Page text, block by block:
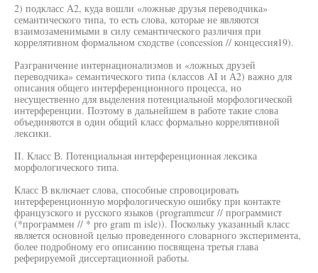
2) подкласс А2, куда вошли «ложные друзья переводчика»
семантического типа, то есть слова, которые не являются
взаимозаменимыми в силу семантического различия при
коррелятивном формальном сходстве (concession // концессия19).
Разграничение интернационализмов и «ложных друзей
переводчика» семантического типа (классов AI и А2) важно для
описания общего интерференционного процесса, но
несущественно для выделения потенциальной морфологической
интерференции. Поэтому в дальнейшем в работе такие слова
объединяются в один общий класс формально коррелятивной
лексики.
II. Класс В. Потенциальная интерференционная лексика
морфологического типа.
Класс В включает слова, способные спровоцировать
интерференционную морфологическую ошибку при контакте
французского и русского языков (programmeur // программист
(*программен // * pro gram m isle)). Поскольку указанный класс
является основной целыо проведенного словарного эксперимента,
более подробному его описанию посвящена третья глава
реферируемой диссертационной работы.